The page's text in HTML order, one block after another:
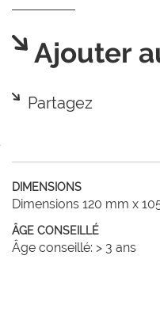
Ajouter
Partagez
DIMENSIONS
Dimensions 120 mm x
ÂGE CONSEILLÉ
Âge conseillé: > 3 ans